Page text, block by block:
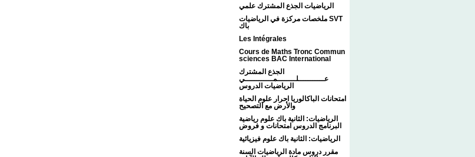
الرياضيات الجذع المشترك علمي
ملخصات مركزة في الرياضيات SVT
باك
Les Intégrales
Cours de Maths Tronc Commun
sciences BAC International
الجذع المشترك
عـــــــــــلــــــــمــــــــــــي
الرياضيات الدروس
امتحانات الباكالوريا احرار علوم الحياة
والأرض مع التصحيح
الرياضيات: الثانية باك علوم رياضية
البرنامج الدروس امتحانات و فروض
الرياضيات: الثانية باك علوم فيزيائية
مقرر دروس مادة الرياضيات السنة